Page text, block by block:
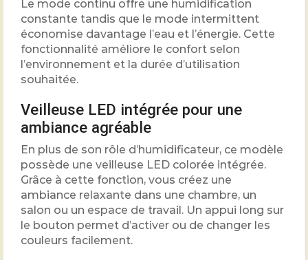
Le mode continu offre une humidification
constante tandis que le mode intermittent
économise davantage l’eau et l’énergie. Cette
fonctionnalité améliore le confort selon
l’environnement et la durée d’utilisation
souhaitée.
Veilleuse LED intégrée pour une
ambiance agréable
En plus de son rôle d’humidificateur, ce modèle
possède une veilleuse LED colorée intégrée.
Grâce à cette fonction, vous créez une
ambiance relaxante dans une chambre, un
salon ou un espace de travail. Un appui long sur
le bouton permet d’activer ou de changer les
couleurs facilement.